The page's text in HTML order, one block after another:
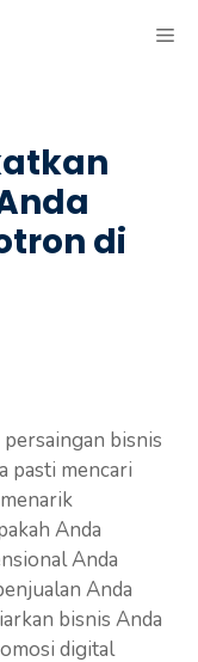
di
bisnis
pasti mencari
Anda
Anda
Anda
bisnis Anda
digital